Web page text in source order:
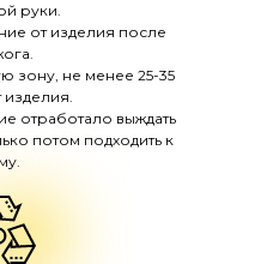
руки.
от изделия после
зону, не менее 25-35
изделия.
отработало выждать
потом подходить к